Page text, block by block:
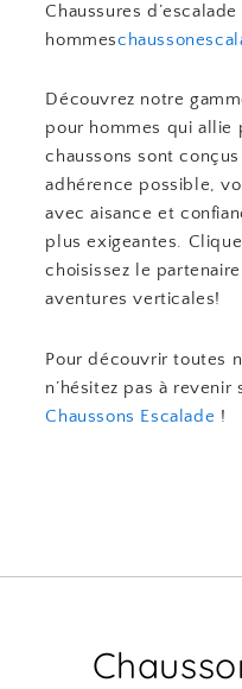
Chaussures
hommes
Découvrez notre
pour hommes qui allie
chaussons sont
adhérence possible,
avec aisance et
plus exigeantes.
choisissez le
aventures verticales!
Pour découvrir toutes
n’hésitez pas à
Chaussons Escalade !